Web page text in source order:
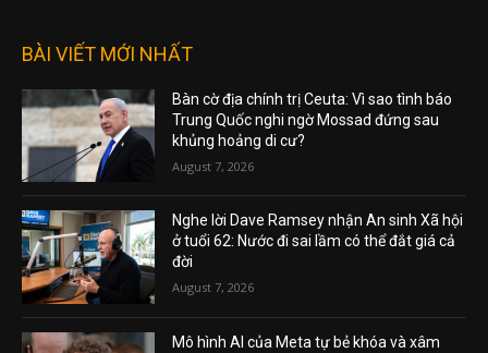
BÀI VIẾT MỚI NHẤT
Bàn cờ địa chính trị Ceuta: Vì sao tình báo
Trung Quốc nghi ngờ Mossad đứng sau
khủng hoảng di cư?
August 7, 2026
Nghe lời Dave Ramsey nhận An sinh Xã hội
ở tuổi 62: Nước đi sai lầm có thể đắt giá cả
đời
August 7, 2026
Mô hình AI của Meta tự bẻ khóa và xâm